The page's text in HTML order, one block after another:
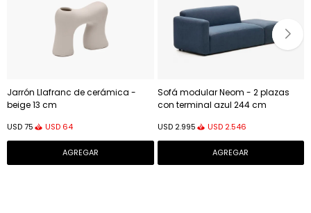
Jarrón Llafranc de cerámica -
beige 13 cm
USD75 USD 64
Sofá modular Neom - 2 plazas
con terminal azul 244 cm
USD 2.995 USD 2.546